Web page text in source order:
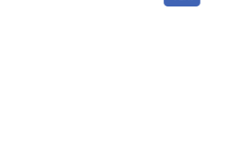
sprey
sprey 25
sorunu
için